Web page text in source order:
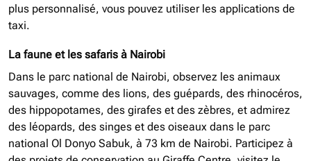
plus personnalisé, vous pouvez utiliser les applications de
taxi.
La faune et les safaris à Nairobi
Dans le parc national de Nairobi, observez les animaux
sauvages, comme des lions, des guépards, des rhinocéros,
des hippopotames, des girafes et des zèbres, et admirez
des léopards, des singes et des oiseaux dans le parc
national Ol Donyo Sabuk, à 73 km de Nairobi. Participez à